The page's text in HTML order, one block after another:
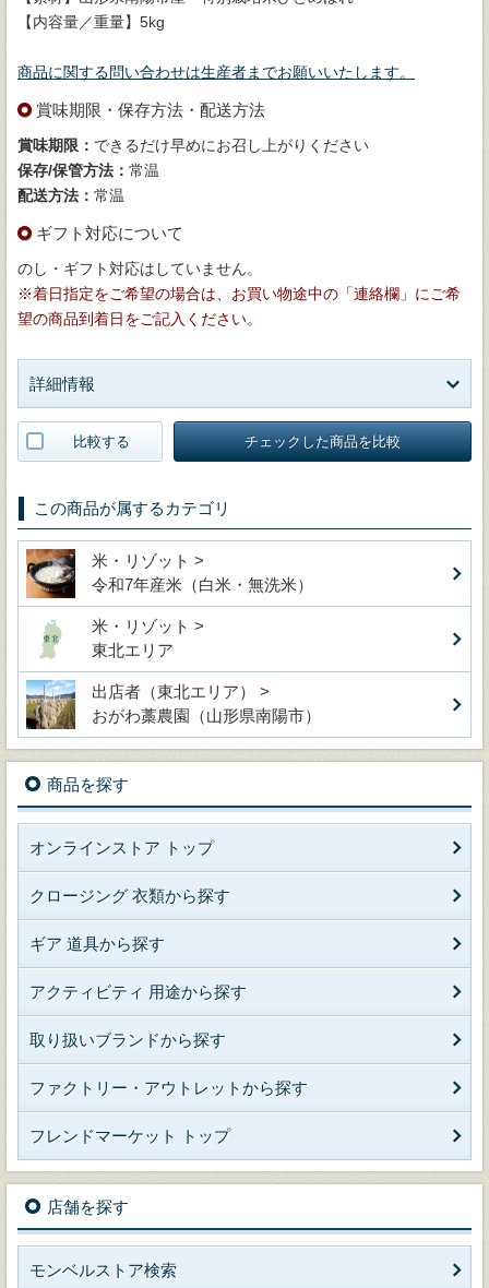
【内容量／重量】5kg
商品に関する問い合わせは生産者までお願いいたします。
賞味期限・保存方法・配送方法
賞味期限： できるだけ早めにお召し上がりください
保存/保管方法： 常温
配送方法： 常温
ギフト対応について
のし・ギフト対応はしていません。
※着日指定をご希望の場合は、お買い物途中の「連絡欄」にご希
望の商品到着日をご記入ください。
詳細情報
比較する チェックした商品を比較
この商品が属するカテゴリ
米・リゾット >
令和7年産米（白米・無洗米）
米・リゾット >
東北エリア
出店者（東北エリア） >
おがわ藁農園（山形県南陽市）
商品を探す
オンラインストア トップ
クロージング 衣類から探す
ギア 道具から探す
アクティビティ 用途から探す
取り扱いブランドから探す
ファクトリー・アウトレットから探す
フレンドマーケット トップ
店舗を探す
モンベルストア検索